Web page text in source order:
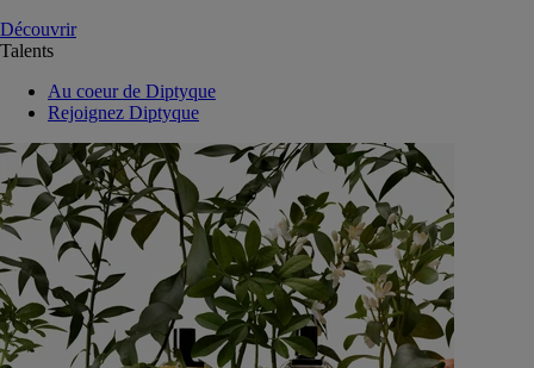
Découvrir
Talents
Au coeur de Diptyque
Rejoignez Diptyque